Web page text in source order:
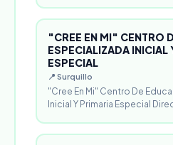
"CREE EN MI" CENTRO
ESPECIALIZADA INICIAL
ESPECIAL
📍 Surquillo
"Cree En Mi" Centro De
Inicial Y Primaria Especial